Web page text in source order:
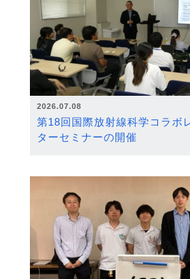
2026.07.08
第18回国際放射線科学コラボ
ターセミナーの開催